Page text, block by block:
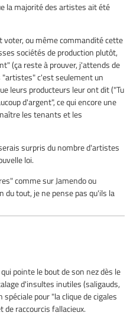
la majorité des artistes ait été
voter, ou même commandité cette
sociétés de production plutôt,
(ça reste à prouver, j'attends de
"artistes" c'est seulement un
leurs producteurs leur ont dit ("Tu
d'argent", ce qui encore une
les tenants et les
surpris du nombre d'artistes
loi.
comme sur Jamendo ou
du tout, je ne pense pas qu'ils la
pointe le bout de son nez dès le
d'insultes inutiles (saligauds,
pour "la clique de cigales
raccourcis fallacieux.